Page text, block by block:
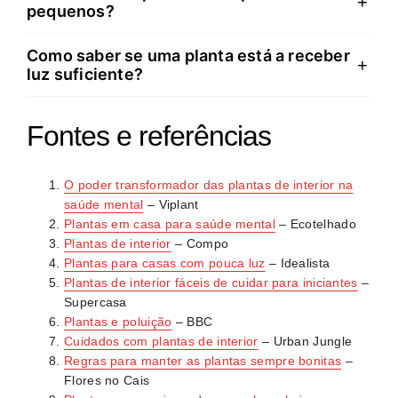
maior que o anterior com boa drenagem.
com pedrinhas e água sob os vasos, ou pulverize
divisões muito secas. Casas de banho naturalmente
pequenos?
Absolutamente. Use prateleiras flutuantes, cestos
suspensos e jardins verticais para otimizar espaço.
crescem verticalmente. Mesmo apartamentos
minúsculos podem acomodar várias plantas com
Como saber se uma planta está a receber
luz suficiente?
+
pouca luz. Folhas queimadas ou descoloradas
luz indireta brilhante. Observe a planta e ajuste a
posição conforme necessário para encontrar o
equilíbrio ideal.
Fontes e referências
O poder transformador das plantas de interior na
saúde mental – Viplant
Plantas em casa para saúde mental– Ecotelhado
Plantas de interior – Compo
Plantas para casas com pouca luz – Idealista
Plantas de interior fáceis de cuidar para iniciantes –
Supercasa
Plantas e poluição – BBC
Cuidados com plantas de interior – Urban Jungle
Regras para manter as plantas sempre bonitas –
Flores no Cais